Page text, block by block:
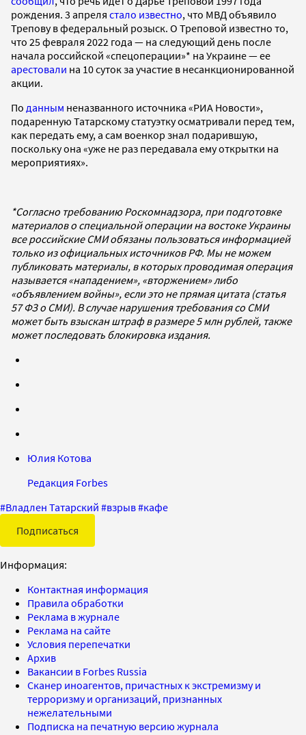
рождения. 3 апреля стало известно, что МВД объявило
Трепову в федеральный розыск. О Треповой известно то,
что 25 февраля 2022 года — на следующий день после
начала российской «спецоперации»* на Украине — ее
арестовали на 10 суток за участие в несанкционированной
акции.
По данным неназванного источника «РИА Новости»,
подаренную Татарскому статуэтку осматривали перед тем,
как передать ему, а сам военкор знал подарившую,
поскольку она «уже не раз передавала ему открытки на
мероприятиях».
*Согласно требованию Роскомнадзора, при подготовке
материалов о специальной операции на востоке Украины
все российские СМИ обязаны пользоваться информацией
только из официальных источников РФ. Мы не можем
публиковать материалы, в которых проводимая операция
называется «нападением», «вторжением» либо
«объявлением войны», если это не прямая цитата (статья
57 ФЗ о СМИ). В случае нарушения требования со СМИ
может быть взыскан штраф в размере 5 млн рублей, также
может последовать блокировка издания.
Юлия Котова
Редакция Forbes
#Владлен Татарский #взрыв#кафе
Подписаться
Информация:
Контактная информация
Правила обработки
Реклама в журнале
Реклама на сайте
Условия перепечатки
Архив
Вакансии в Forbes Russia
Сканер иноагентов, причастных к экстремизму и
терроризму и организаций, признанных
нежелательными
Подписка на печатную версию журнала